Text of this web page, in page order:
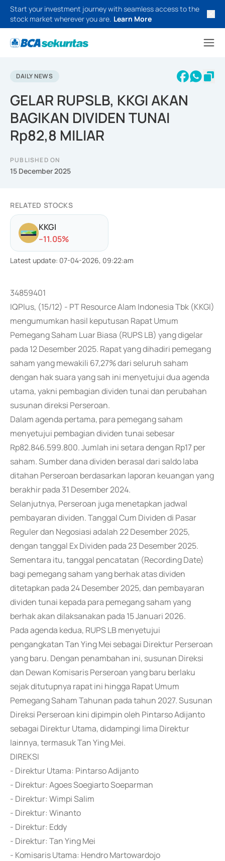
Start your investment journey with seamless access to the
stock market wherever you are. Learn More
DAILY NEWS
GELAR RUPSLB, KKGI AKAN
BAGIKAN DIVIDEN TUNAI
Rp82,8 MILIAR
PUBLISHED ON
15 December 2025
RELATED STOCKS
KKGI
--11.05%
Latest update: 07-04-2026, 09:22:am
34859401
IQPlus, (15/12) - PT Resource Alam Indonesia Tbk (KKGI)
mengumumkan hasil keputusan Rapat Umum
Pemegang Saham Luar Biasa (RUPS LB) yang digelar
pada 12 Desember 2025. Rapat yang dihadiri pemegang
saham yang mewakili 67,27% dari seluruh saham
dengan hak suara yang sah ini menyetujui dua agenda
utama, yakni pembagian dividen tunai dan perubahan
susunan direksi Perseroan.
Dalam agenda pertama, para pemegang saham
menyetujui pembagian dividen tunai sebesar
Rp82.846.599.800. Jumlah ini setara dengan Rp17 per
saham. Sumber dana dividen berasal dari saldo laba
ditahan Perseroan berdasarkan laporan keuangan yang
berakhir pada 31 Desember 2024.
Selanjutnya, Perseroan juga menetapkan jadwal
pembayaran dividen. Tanggal Cum Dividen di Pasar
Reguler dan Negosiasi adalah 22 Desember 2025,
dengan tanggal Ex Dividen pada 23 Desember 2025.
Sementara itu, tanggal pencatatan (Recording Date)
bagi pemegang saham yang berhak atas dividen
ditetapkan pada 24 Desember 2025, dan pembayaran
dividen tunai kepada para pemegang saham yang
berhak akan dilaksanakan pada 15 Januari 2026.
Pada agenda kedua, RUPS LB menyetujui
pengangkatan Tan Ying Mei sebagai Direktur Perseroan
yang baru. Dengan penambahan ini, susunan Direksi
dan Dewan Komisaris Perseroan yang baru berlaku
sejak ditutupnya rapat ini hingga Rapat Umum
Pemegang Saham Tahunan pada tahun 2027. Susunan
Direksi Perseroan kini dipimpin oleh Pintarso Adijanto
sebagai Direktur Utama, didampingi lima Direktur
lainnya, termasuk Tan Ying Mei.
DIREKSI
- Direktur Utama: Pintarso Adijanto
- Direktur: Agoes Soegiarto Soeparman
- Direktur: Wimpi Salim
- Direktur: Winanto
- Direktur: Eddy
- Direktur: Tan Ying Mei
- Komisaris Utama: Hendro Martowardojo